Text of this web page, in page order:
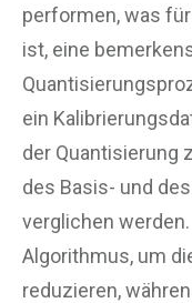
performen, was
ist, eine
ein
der Quantisierung
des Basis- und
verglichen
Algorithmus, um
reduzieren,